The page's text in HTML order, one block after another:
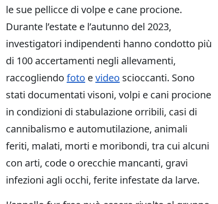
le sue pellicce di volpe e cane procione.
Durante l’estate e l’autunno del 2023,
investigatori indipendenti hanno condotto più
di 100 accertamenti negli allevamenti,
raccogliendo foto evideo scioccanti. Sono
stati documentati visoni, volpi e cani procione
in condizioni di stabulazione orribili, casi di
cannibalismo e automutilazione, animali
feriti, malati, morti e moribondi, tra cui alcuni
con arti, code o orecchie mancanti, gravi
infezioni agli occhi, ferite infestate da larve.